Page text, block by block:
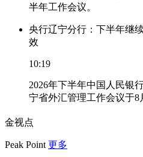
半年工作会议。
央行辽宁分行：下半年继
效
10:19
2026年下半年中国人民银
宁省外汇管理工作会议于8
金视点
Peak Point 更多